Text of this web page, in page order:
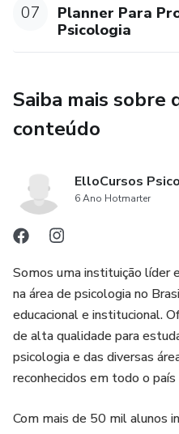
07
Planner Para
Psicologia
Saiba mais sobre
conteúdo
ElloCursos
6 Ano Hotmarter
Somos uma instituição líder
na área de psicologia no
educacional e institucional.
de alta qualidade para
psicologia e das diversas
reconhecidos em todo o
Com mais de 50 mil alunos